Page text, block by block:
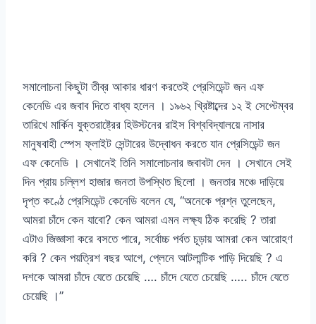
সমালোচনা কিছুটা তীব্র আকার ধারণ করতেই প্রেসিডেন্ট জন এফ
কেনেডি এর জবাব দিতে বাধ্য হলেন । ১৯৬২ খ্রিষ্টাব্দের ১২ ই সেপ্টেম্বর
তারিখে মার্কিন যুক্তরাষ্ট্রের হিউস্টনের রাইস বিশ্ববিদ্যালয়ে নাসার
মানুষবাহী স্পেস ফ্লাইট সেন্টারের উদ্বোধন করতে যান প্রেসিডেন্ট জন
এফ কেনেডি । সেখানেই তিনি সমালোচনার জবাবটা দেন । সেখানে সেই
দিন প্রায় চল্লিশ হাজার জনতা উপস্থিত ছিলো । জনতার মঞ্চে দাড়িয়ে
দৃপ্ত কণ্ঠে প্রেসিডেন্ট কেনেডি বলেন যে, “অনেকে প্রশ্ন তুলেছেন,
আমরা চাঁদে কেন যাবো? কেন আমরা এমন লক্ষ্য ঠিক করেছি ? তারা
এটাও জিজ্ঞাসা করে বসতে পারে, সর্বোচ্চ পর্বত চূড়ায় আমরা কেন আরোহণ
করি ? কেন পয়ত্রিশ বছর আগে, প্লেনে আটলান্টিক পাড়ি দিয়েছি ? এ
দশকে আমরা চাঁদে যেতে চেয়েছি …. চাঁদে যেতে চেয়েছি ….. চাঁদে যেতে
চেয়েছি ।”